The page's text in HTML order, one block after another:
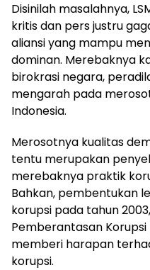
Disinilah masalahnya,
kritis dan pers justru
aliansi yang mampu
dominan. Merebaknya
birokrasi negara,
mengarah pada
Indonesia.
Merosotnya kualitas
tentu merupakan
merebaknya praktik
Bahkan, pembentukan
korupsi pada tahun
Pemberantasan Korupsi
memberi harapan
korupsi.